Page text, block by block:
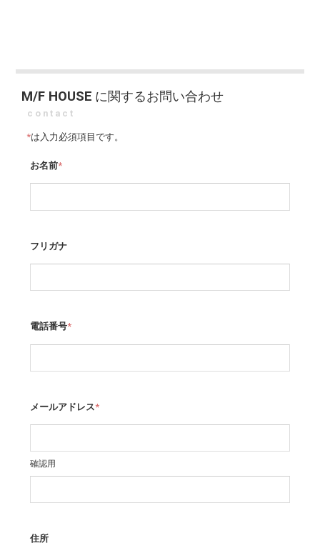
M/F HOUSE に関するお問い合わせ
contact
*は入力必須項目です。
お名前*
フリガナ
電話番号*
メールアドレス*
確認用
住所